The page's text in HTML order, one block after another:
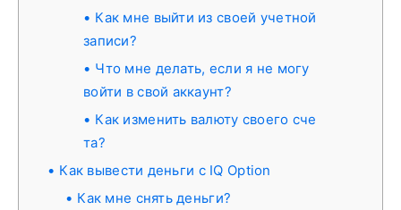
Как мне выйти из своей учетной
записи?
Что мне делать, если я не могу
войти в свой аккаунт?
Как изменить валюту своего сче
та?
Как вывести деньги с IQ Option
Как мне снять деньги?